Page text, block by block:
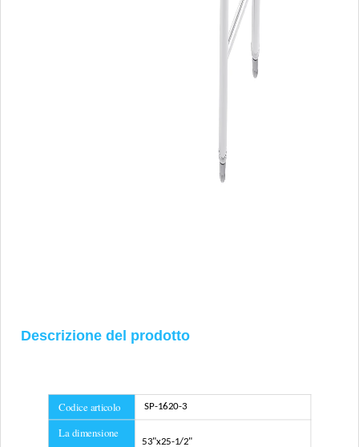
Descrizione del prodotto
Codice articolo SP-1620-3
La dimensione
53"x25-1/2"